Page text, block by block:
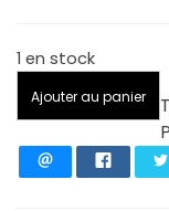
1 en stock
deAjouter au panier